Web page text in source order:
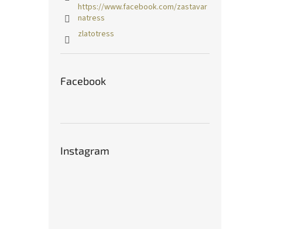
https://www.facebook.com/zastavar
natress
zlatotress
Facebook
Instagram